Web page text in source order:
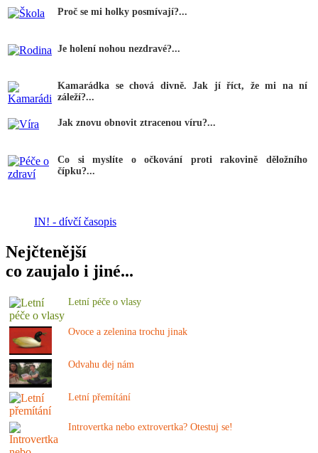
Proč se mi holky posmívají?...
Je holení nohou nezdravé?...
Kamarádka se chová divně. Jak jí říct, že mi na ní
záleží?...
Jak znovu obnovit ztracenou víru?...
Co si myslíte o očkování proti rakovině děložního
čípku?...
IN! - dívčí časopis
Nejčtenější
co zaujalo i jiné...
Letní péče o vlasy
Ovoce a zelenina trochu jinak
Odvahu dej nám
Letní přemítání
Introvertka nebo extrovertka? Otestuj se!